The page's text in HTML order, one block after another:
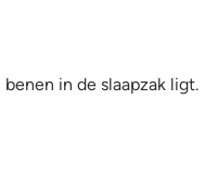
in de slaapzak ligt.